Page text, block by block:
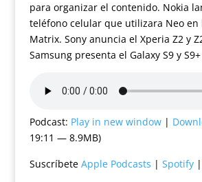
para organizar el contenido. Nokia
teléfono celular que utilizara Neo en
Matrix. Sony anuncia el Xperia Z2 y
Samsung presenta el Galaxy S9 y S9+
Podcast: Play in new window|
19:11 — 8.9MB)
Suscríbete Apple Podcasts | Spotify|